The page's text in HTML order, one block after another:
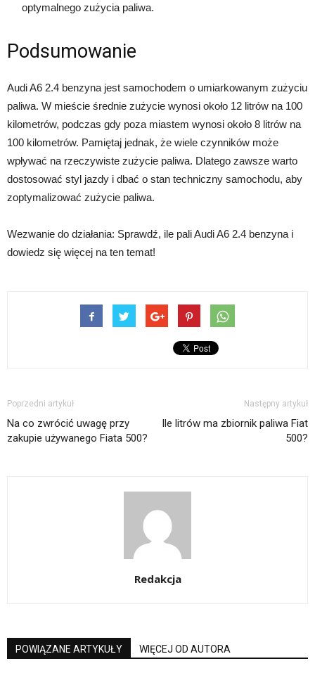
optymalnego zużycia paliwa.
Podsumowanie
Audi A6 2.4 benzyna jest samochodem o umiarkowanym zużyciu
paliwa. W mieście średnie zużycie wynosi około 12 litrów na 100
kilometrów, podczas gdy poza miastem wynosi około 8 litrów na
100 kilometrów. Pamiętaj jednak, że wiele czynników może
wpływać na rzeczywiste zużycie paliwa. Dlatego zawsze warto
dostosować styl jazdy i dbać o stan techniczny samochodu, aby
zoptymalizować zużycie paliwa.
Wezwanie do działania: Sprawdź, ile pali Audi A6 2.4 benzyna i
dowiedz się więcej na ten temat!
Poprzedni artykuł
Na co zwrócić uwagę przy
zakupie używanego Fiata 500?
Następny artykuł
Ile litrów ma zbiornik paliwa Fiat
500?
Redakcja
POWIĄZANE ARTYKUŁY WIĘCEJ OD AUTORA